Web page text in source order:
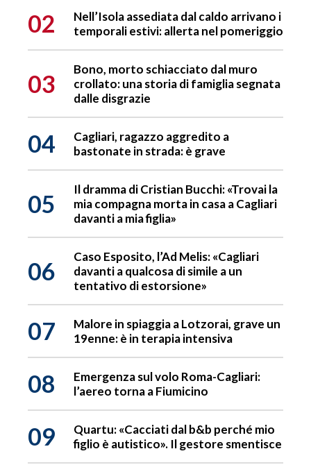
02
Nell’Isola assediata dal caldo arrivano i
temporali estivi: allerta nel pomeriggio
03
Bono, morto schiacciato dal muro
crollato: una storia di famiglia segnata
dalle disgrazie
04
Cagliari, ragazzo aggredito a
bastonate in strada: è grave
05
Il dramma di Cristian Bucchi: «Trovai la
mia compagna morta in casa a Cagliari
davanti a mia figlia»
06
Caso Esposito, l’Ad Melis: «Cagliari
davanti a qualcosa di simile a un
tentativo di estorsione»
07
Malore in spiaggia a Lotzorai, grave un
19enne: è in terapia intensiva
08
Emergenza sul volo Roma-Cagliari:
l’aereo torna a Fiumicino
09
Quartu: «Cacciati dal b&b perché mio
figlio è autistico». Il gestore smentisce